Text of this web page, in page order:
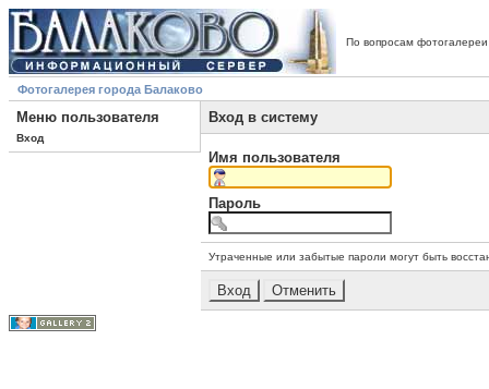
По вопросам
Фотогалерея города Балаково
Меню пользователя
Вход
Вход в систему
Имя пользователя
Пароль
Утраченные или забытые пароли могут быть